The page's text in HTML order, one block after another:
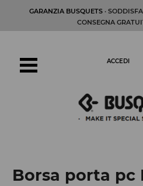
GARANZIA BUSQUETS·
CONSEGNA
ACCEDI
Borsa porta pc